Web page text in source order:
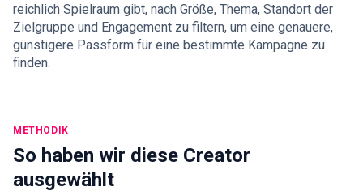
reichlich Spielraum gibt, nach Größe, Thema, Standort der
Zielgruppe und Engagement zu filtern, um eine genauere,
günstigere Passform für eine bestimmte Kampagne zu
finden.
METHODIK
So haben wir diese Creator
ausgewählt